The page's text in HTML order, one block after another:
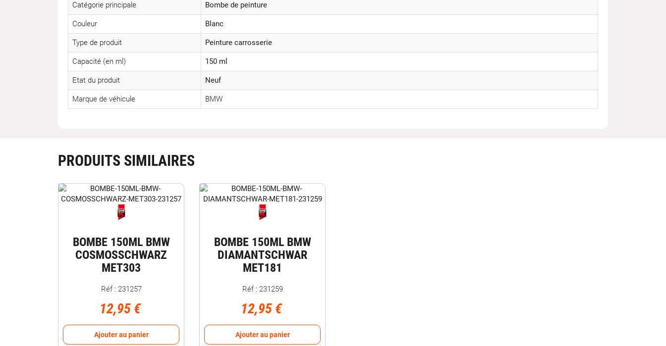
Catégorie principale Bombe de peinture
Couleur Blanc
Type de produit Peinture carrosserie
Capacité (en ml) 150 ml
Etat du produit Neuf
Marque de véhicule BMW
PRODUITS SIMILAIRES
BOMBE 150ML BMW
COSMOSSCHWARZ
MET303
Réf : 231257
12,95 €
Ajouter au panier
BOMBE 150ML BMW
DIAMANTSCHWAR
MET181
Réf : 231259
12,95 €
Ajouter au panier